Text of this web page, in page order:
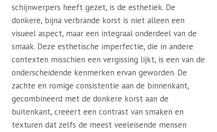
schijnwerpers heeft gezet, is de esthetiek. De
donkere, bijna verbrande korst is niet alleen een
visueel aspect, maar een integraal onderdeel van de
smaak. Deze esthetische imperfectie, die in andere
contexten misschien een vergissing lijkt, is een van de
onderscheidende kenmerken ervan geworden. De
zachte en romige consistentie aan de binnenkant,
gecombineerd met de donkere korst aan de
buitenkant, creëert een contrast van smaken en
texturen dat zelfs de meest veeleisende mensen